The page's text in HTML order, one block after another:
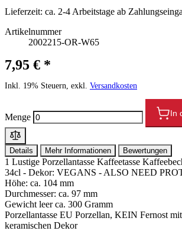
Lieferzeit: ca. 2-4 Arbeitstage ab
Artikelnummer
2002215-OR-W65
7,95 € *
Inkl. 19% Steuern, exkl. Versandkosten
Menge In
Details Mehr Informationen Bewertungen
1 Lustige Porzellantasse Kaffeetasse
34cl - Dekor: VEGANS - ALSO NEED
Höhe: ca. 104 mm
Durchmesser: ca. 97 mm
Gewicht leer ca. 300 Gramm
Porzellantasse EU Porzellan, KEIN Fernost
keramischen Dekor